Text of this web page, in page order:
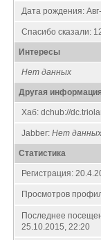
Дата рождения:
Спасибо сказали:
Интересы
Нет данных
Другая информация
Хаб: dchub://
Jabber: Нет данных
Статистика
Регистрация:
Просмотров
Последнее
25.10.2015, 22:20